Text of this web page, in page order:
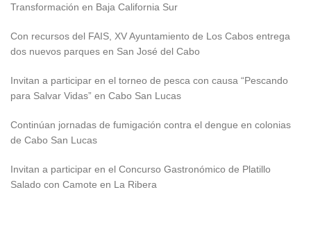
Transformación en Baja California Sur
Con recursos del FAIS, XV Ayuntamiento de Los Cabos entrega
dos nuevos parques en San José del Cabo
Invitan a participar en el torneo de pesca con causa “Pescando
para Salvar Vidas” en Cabo San Lucas
Continúan jornadas de fumigación contra el dengue en colonias
de Cabo San Lucas
Invitan a participar en el Concurso Gastronómico de Platillo
Salado con Camote en La Ribera